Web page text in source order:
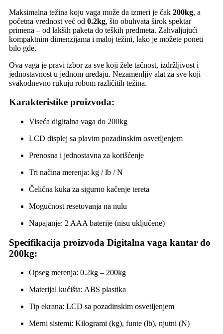
Maksimalna težina koju vaga može da izmeri je čak 200kg, a
početna vrednost već od 0.2kg, što obuhvata širok spektar
primena – od lakših paketa do teških predmeta. Zahvaljujući
kompaktnim dimenzijama i maloj težini, lako je možete poneti
bilo gde.
Ova vaga je pravi izbor za sve koji žele tačnost, izdržljivost i
jednostavnost u jednom uređaju. Nezamenljiv alat za sve koji
svakodnevno rukuju robom različitih težina.
Karakteristike proizvoda:
Viseća digitalna vaga do 200kg
LCD displej sa plavim pozadinskim osvetljenjem
Prenosna i jednostavna za korišćenje
Tri načina merenja: kg / lb / N
Čelična kuka za sigurno kačenje tereta
Mogućnost resetovanja na nulu
Napajanje: 2 AAA baterije (nisu uključene)
Specifikacija proizvoda Digitalna vaga kantar do
200kg:
Opseg merenja: 0.2kg – 200kg
Materijal kućišta: ABS plastika
Tip ekrana: LCD sa pozadinskim osvetljenjem
Merni sistemi: Kilogrami (kg), funte (lb), njutni (N)